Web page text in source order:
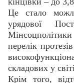
Це стало
урядової
перелік
складових у
Крім того,